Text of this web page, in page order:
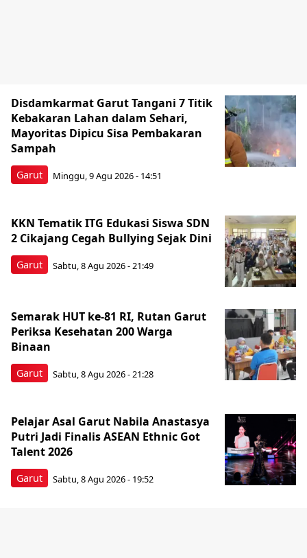
Garut
Disdamkarmat Garut Tangani 7 Titik
Kebakaran Lahan dalam Sehari,
Mayoritas Dipicu Sisa Pembakaran
Sampah
Minggu, 9 Agu 2026 - 14:51
Garut
KKN Tematik ITG Edukasi Siswa SDN
2 Cikajang Cegah Bullying Sejak Dini
Sabtu, 8 Agu 2026 - 21:49
Garut
Semarak HUT ke-81 RI, Rutan Garut
Periksa Kesehatan 200 Warga
Binaan
Sabtu, 8 Agu 2026 - 21:28
Garut
Pelajar Asal Garut Nabila Anastasya
Putri Jadi Finalis ASEAN Ethnic Got
Talent 2026
Sabtu, 8 Agu 2026 - 19:52